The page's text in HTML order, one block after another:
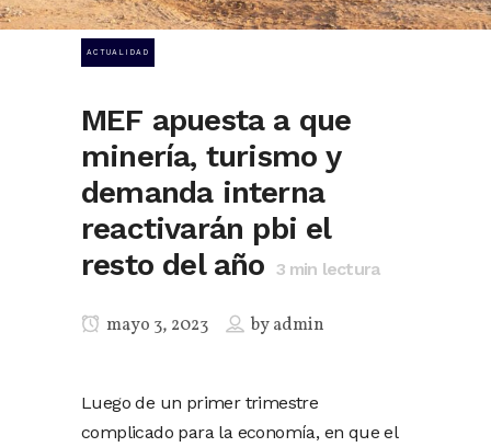
ACTUALIDAD
MEF apuesta a que
minería, turismo y
demanda interna
reactivarán pbi el
resto del año 3min lectura
mayo 3, 2023 byadmin
Luego de un primer trimestre
complicado para la economía, en que el